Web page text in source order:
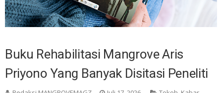
Buku Rehabilitasi Mangrove Aris
Priyono Yang Banyak Disitasi Peneliti